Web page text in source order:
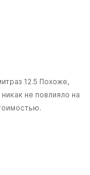
12.5 Похоже,
не повлияло на